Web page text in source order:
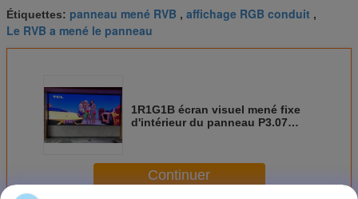
Étiquettes: panneau mené RVB , affichage RGB conduit ,
Le RVB a mené le panneau
1R1G1B écran visuel mené fixe
d'intérieur du panneau P3.07
Continuer